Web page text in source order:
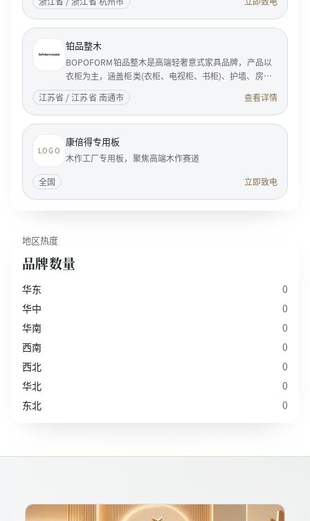
铂品整木
BOPOFORM铂品整木是高端轻奢意式家具品牌，产品以
衣柜为主，涵盖柜类(衣柜、电视柜、书柜)、护墙、房
门。BOPOFORM是典型的意大利风格的家居企业，是享
誉国际家具...
江苏省 / 江苏省 南通市 查看详情
LOGO
康倍得专用板
木作工厂专用板，聚焦高端木作赛道
全国
立即致电
地区热度
品牌数量
华东
0
华中
0
华南
0
西南
0
西北
0
华北
0
东北
0